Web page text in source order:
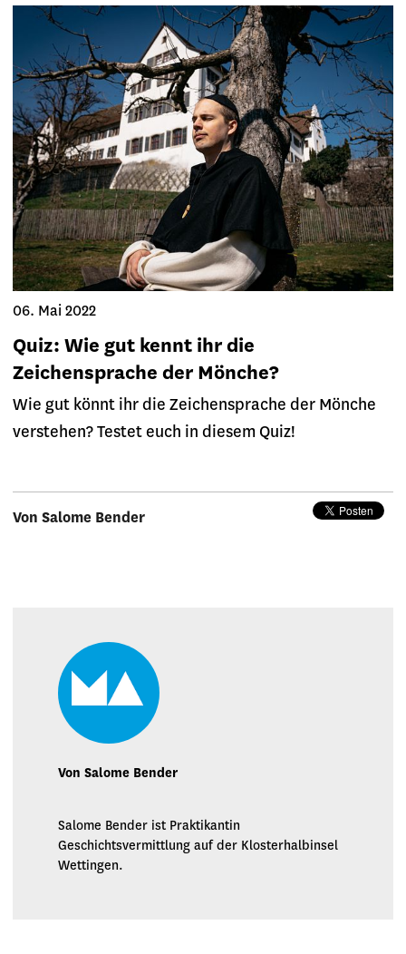
06. Mai 2022
Quiz: Wie gut kennt ihr die
Zeichensprache der Mönche?
Wie gut könnt ihr die Zeichensprache der Mönche
verstehen? Testet euch in diesem Quiz!
Von Salome Bender
Von Salome Bender
Salome Bender ist Praktikantin
Geschichtsvermittlung auf der Klosterhalbinsel
Wettingen.